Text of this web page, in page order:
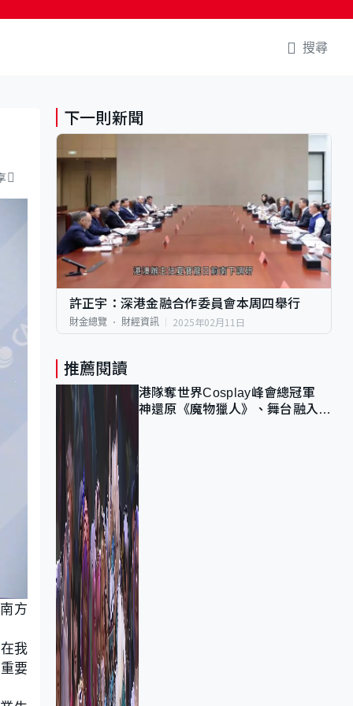
搜尋
方
我
要
下一則新聞
許正宇：深港金融合作委員會本周四舉行
財金總覽 財經資訊 2025年02月11日
推薦閱讀
港隊奪世界Cosplay峰會總冠軍
神還原《魔物獵人》、舞台融入獅